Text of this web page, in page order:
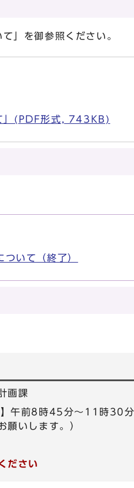
」を御参照ください。
」(PDF形式, 743KB)
いて（終了）
画課
前8時45分～11時30分
願いします。）
ださい